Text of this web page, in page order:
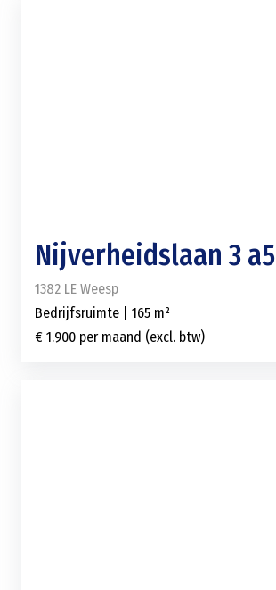
Nijverheidslaan 3 a5
1382 LE Weesp
Bedrijfsruimte | 165 m²
€ 1.900 per maand (excl. btw)